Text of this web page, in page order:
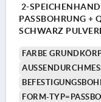
2-
PASSBOHRUNG +
SCHWARZ
FARBE
FORM-